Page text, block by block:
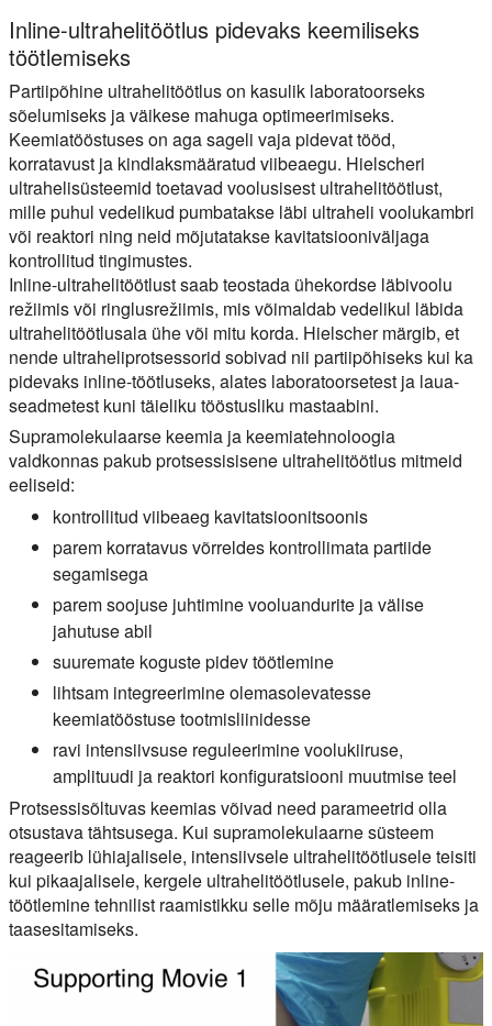
Inline-ultrahelitöötlus pidevaks keemiliseks
töötlemiseks
Partiipõhine ultrahelitöötlus on kasulik laboratoorseks
sõelumiseks ja väikese mahuga optimeerimiseks.
Keemiatööstuses on aga sageli vaja pidevat tööd,
korratavust ja kindlaksmääratud viibeaegu. Hielscheri
ultrahelisüsteemid toetavad voolusisest ultrahelitöötlust,
mille puhul vedelikud pumbatakse läbi ultraheli voolukambri
või reaktori ning neid mõjutatakse kavitatsiooniväljaga
kontrollitud tingimustes.
Inline-ultrahelitöötlust saab teostada ühekordse läbivoolu
režiimis või ringlusrežiimis, mis võimaldab vedelikul läbida
ultrahelitöötlusala ühe või mitu korda. Hielscher märgib, et
nende ultraheliprotsessorid sobivad nii partiipõhiseks kui ka
pidevaks inline-töötluseks, alates laboratoorsetest ja laua-
seadmetest kuni täieliku tööstusliku mastaabini.
Supramolekulaarse keemia ja keemiatehnoloogia
valdkonnas pakub protsessisisene ultrahelitöötlus mitmeid
eeliseid:
kontrollitud viibeaeg kavitatsioonitsoonis
parem korratavus võrreldes kontrollimata partiide
segamisega
parem soojuse juhtimine vooluandurite ja välise
jahutuse abil
suuremate koguste pidev töötlemine
lihtsam integreerimine olemasolevatesse
keemiatööstuse tootmisliinidesse
ravi intensiivsuse reguleerimine voolukiiruse,
amplituudi ja reaktori konfiguratsiooni muutmise teel
Protsessisõltuvas keemias võivad need parameetrid olla
otsustava tähtsusega. Kui supramolekulaarne süsteem
reageerib lühiajalisele, intensiivsele ultrahelitöötlusele teisiti
kui pikaajalisele, kergele ultrahelitöötlusele, pakub inline-
töötlemine tehnilist raamistikku selle mõju määratlemiseks ja
taasesitamiseks.
Video
Player